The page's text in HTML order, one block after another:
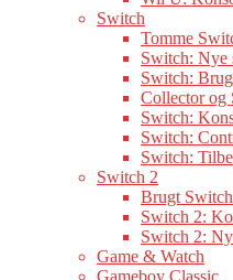
Switch
Tomme
Switch: Nye
Switch:
Collector og
Switch:
Switch:
Switch:
Switch 2
Brugt
Switch 2:
Switch 2:
Game & Watch